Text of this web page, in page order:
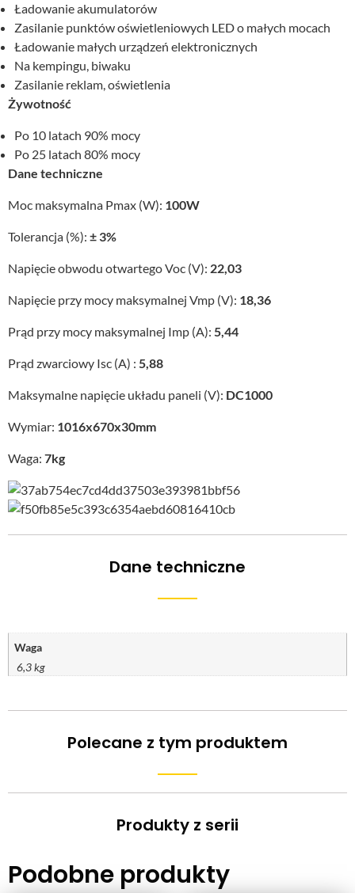
Ładowanie akumulatorów
Zasilanie punktów oświetleniowych LED o małych mocach
Ładowanie małych urządzeń elektronicznych
Na kempingu, biwaku
Zasilanie reklam, oświetlenia
Żywotność
Po 10 latach 90% mocy
Po 25 latach 80% mocy
Dane techniczne
Moc maksymalna Pmax (W): 100W
Tolerancja (%): ± 3%
Napięcie obwodu otwartego Voc (V): 22,03
Napięcie przy mocy maksymalnej Vmp (V): 18,36
Prąd przy mocy maksymalnej Imp (A): 5,44
Prąd zwarciowy Isc (A) : 5,88
Maksymalne napięcie układu paneli (V): DC1000
Wymiar: 1016x670x30mm
Waga: 7kg
Dane techniczne
Waga
6,3 kg
Polecane z tym produktem
Produkty z serii
Podobne produkty